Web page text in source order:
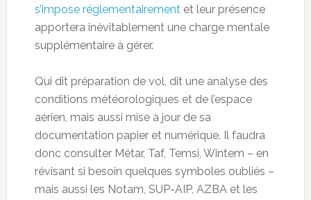
s’impose réglementairementet leur présence
apportera inévitablement une charge mentale
supplémentaire à gérer.
Qui dit préparation de vol, dit une analyse des
conditions météorologiques et de l’espace
aérien, mais aussi mise à jour de sa
documentation papier et numérique. Il faudra
donc consulter Métar, Taf, Temsi, Wintem – en
révisant si besoin quelques symboles oubliés –
mais aussi les Notam, SUP-AIP, AZBA et les